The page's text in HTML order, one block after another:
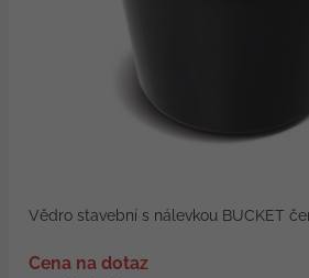
Vědro stavební s nálevkou BUCKET
Cena na dotaz